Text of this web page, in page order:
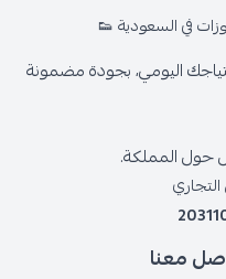
في السعودية 👟
اليومي، بجودة مضمونة
معنا